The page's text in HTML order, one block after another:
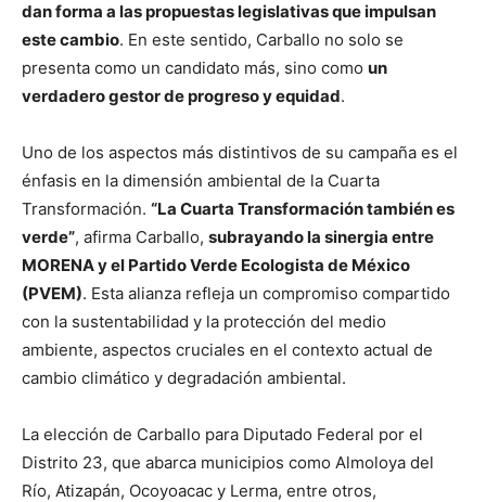
dan forma a las propuestas legislativas que impulsan
este cambio. En este sentido, Carballo no solo se
presenta como un candidato más, sino como un
verdadero gestor de progreso y equidad.
Uno de los aspectos más distintivos de su campaña es el
énfasis en la dimensión ambiental de la Cuarta
Transformación. “La Cuarta Transformación también es
verde”, afirma Carballo, subrayando la sinergia entre
MORENA y el Partido Verde Ecologista de México
(PVEM). Esta alianza refleja un compromiso compartido
con la sustentabilidad y la protección del medio
ambiente, aspectos cruciales en el contexto actual de
cambio climático y degradación ambiental.
La elección de Carballo para Diputado Federal por el
Distrito 23, que abarca municipios como Almoloya del
Río, Atizapán, Ocoyoacac y Lerma, entre otros,